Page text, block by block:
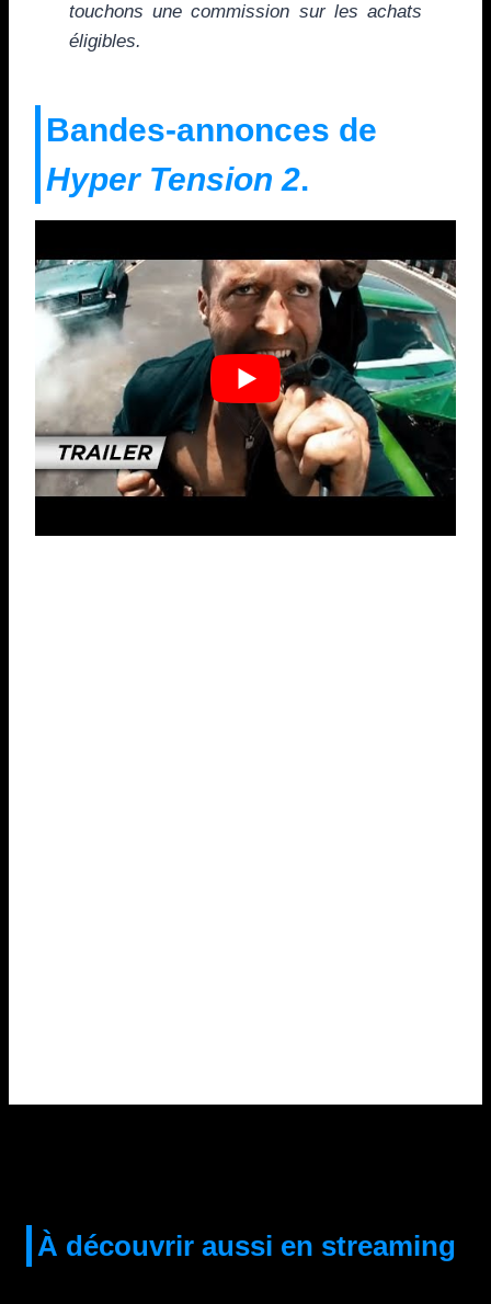
touchons une commission sur les achats
éligibles.
Bandes-annonces de
Hyper Tension 2.
À découvrir aussi en streaming